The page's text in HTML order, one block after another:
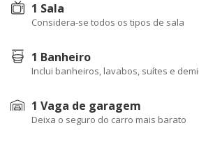
1 Sala
Considera-se todos os tipos de sala
1 Banheiro
Inclui banheiros, lavabos, suítes e
1 Vaga de garagem
Deixa o seguro do carro mais barato